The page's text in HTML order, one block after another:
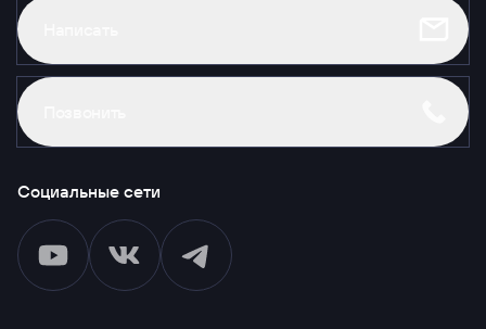
Социальные сети